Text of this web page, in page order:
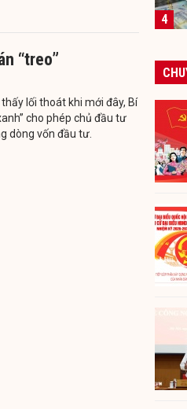
“treo”
lối thoát khi mới đây, Bí
cho phép chủ đầu tư
dòng vốn đầu tư.
4